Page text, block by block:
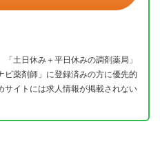
「土日休み＋平日休みの調剤薬局」
ビ薬剤師」に登録済みの方に優先的
サイトには求人情報が掲載されない